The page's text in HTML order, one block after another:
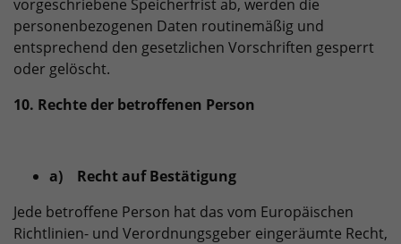
vorgeschriebene Speicherfrist ab, werden die
personenbezogenen Daten routinemäßig und
entsprechend den gesetzlichen Vorschriften gesperrt
oder gelöscht.
10. Rechte der betroffenen Person
a) Recht auf Bestätigung
Jede betroffene Person hat das vom Europäischen
Richtlinien- und Verordnungsgeber eingeräumte Recht,